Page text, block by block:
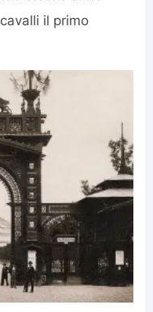
il primo